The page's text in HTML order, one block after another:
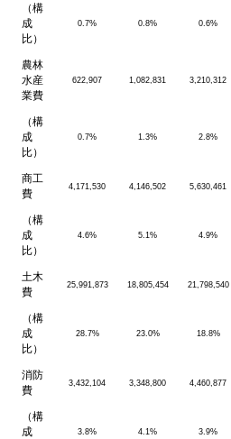
（構
成
比）
0.7% 0.8% 0.6%
農林
水産
業費
622,907 1,082,831 3,210,312
（構
成
比）
0.7% 1.3% 2.8%
商工
費
4,171,530 4,146,502 5,630,461
（構
成
比）
4.6% 5.1% 4.9%
土木
費
25,991,873 18,805,454 21,798,540
（構
成
比）
28.7% 23.0% 18.8%
消防
費
3,432,104 3,348,800 4,460,877
（構
成
3.8% 4.1% 3.9%